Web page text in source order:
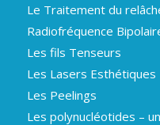
Le Traitement du
Radiofréquence
Les fils Tenseurs
Les Lasers Esthétiques
Les Peelings
Les polynucléotides –